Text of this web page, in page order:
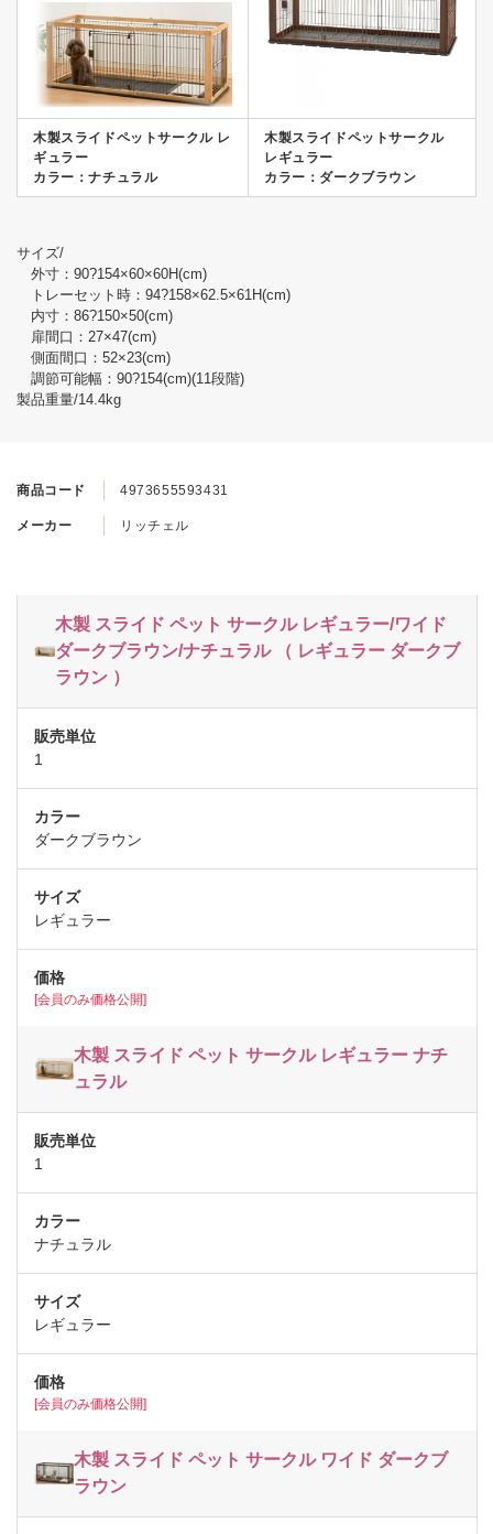
商品コード 4973655593431
メーカー リッチェル
木製 スライド ペット サークル レギュラー/ワイド
ダークブラウン/ナチュラル （ レギュラー ダークブ
ラウン ）
1
ダークブラウン
レギュラー
[会員のみ価格公開]
木製 スライド ペット サークル レギュラー ナチ
ュラル
1
ナチュラル
レギュラー
[会員のみ価格公開]
木製 スライド ペット サークル ワイド ダークブ
ラウン
木製スライドペットサークル レ
ギュラー
カラー：ナチュラル
木製スライドペットサークル
レギュラー
カラー：ダークブラウン
サイズ/
外寸：90?154×60×60H(cm)
トレーセット時：94?158×62.5×61H(cm)
内寸：86?150×50(cm)
扉間口：27×47(cm)
側面間口：52×23(cm)
調節可能幅：90?154(cm)(11段階)
製品重量/14.4kg